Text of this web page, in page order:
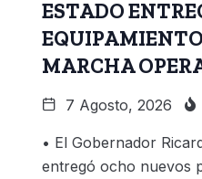
ESTADO
MARCHA
7 Agosto, 2026
• El Gobernador
entregó ocho nuevos